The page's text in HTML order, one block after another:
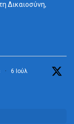
Δικαιοσύνη,
· 6 Ιούλ